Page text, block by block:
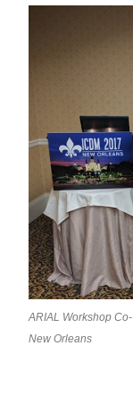
ARIAL Workshop
New Orleans